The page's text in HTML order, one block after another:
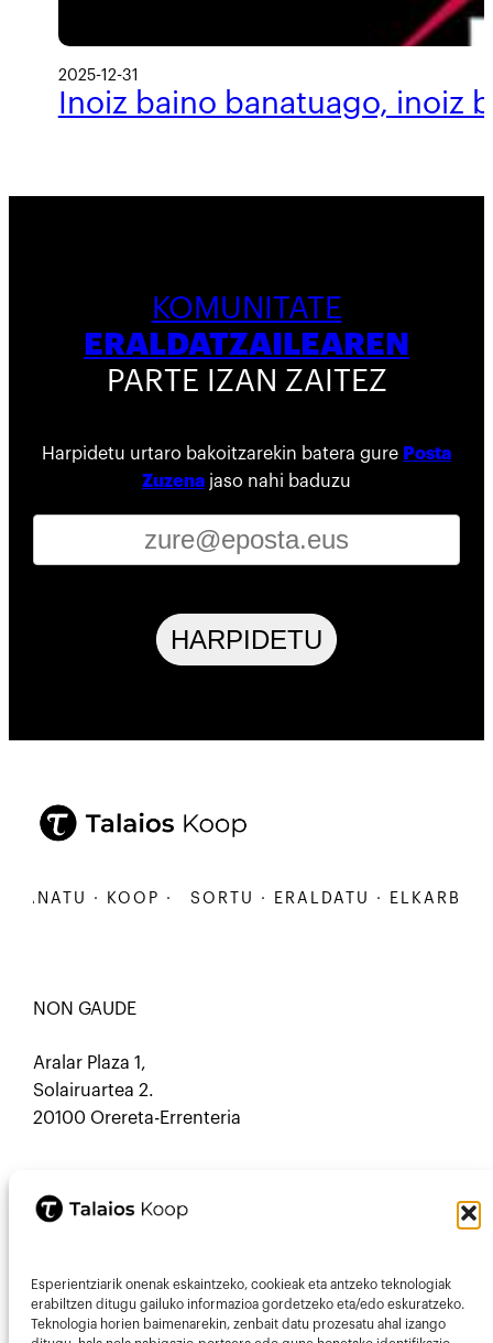
Esperientziarik onenak eskaintzeko, cookieak eta antzeko teknologiak
erabiltzen ditugu gailuko informazioa gordetzeko eta/edo eskuratzeko.
Teknologia horien baimenarekin, zenbait datu prozesatu ahal izango
2025-12-31
Inoiz baino banatuago, inoiz
KOMUNITATE
ERALDATZAILEAREN
PARTE IZAN ZAITEZ
Harpidetu urtaro bakoitzarekin batera gure Posta
Zuzena jaso nahi baduzu
HARPIDETU
· KOOP · SORTU · ERALDATU ·
NON GAUDE
Aralar Plaza 1,
Solairuartea 2.
20100 Orereta-Errenteria
Mastodon Mail